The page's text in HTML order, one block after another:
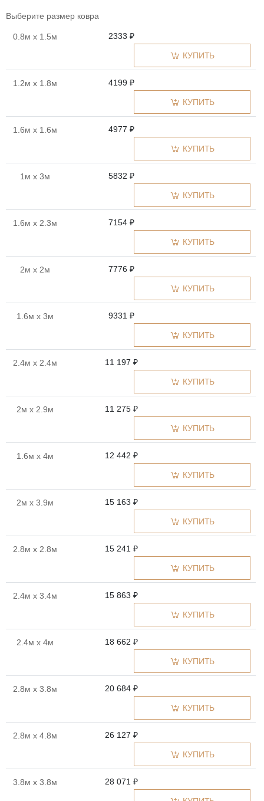
Выберите размер ковра
0.8м x 1.5м 2333 ₽
КУПИТЬ
1.2м x 1.8м 4199 ₽
КУПИТЬ
1.6м x 1.6м 4977 ₽
КУПИТЬ
1м x 3м 5832 ₽
КУПИТЬ
1.6м x 2.3м 7154 ₽
КУПИТЬ
2м x 2м 7776 ₽
КУПИТЬ
1.6м x 3м 9331 ₽
КУПИТЬ
2.4м x 2.4м 11 197 ₽
КУПИТЬ
2м x 2.9м 11 275 ₽
КУПИТЬ
1.6м x 4м 12 442 ₽
КУПИТЬ
2м x 3.9м 15 163 ₽
КУПИТЬ
2.8м x 2.8м 15 241 ₽
КУПИТЬ
2.4м x 3.4м 15 863 ₽
КУПИТЬ
2.4м x 4м 18 662 ₽
КУПИТЬ
2.8м x 3.8м 20 684 ₽
КУПИТЬ
2.8м x 4.8м 26 127 ₽
КУПИТЬ
3.8м x 3.8м 28 071 ₽